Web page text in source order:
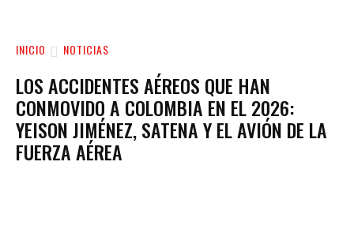
INICIO NOTICIAS
LOS ACCIDENTES AÉREOS QUE HAN
CONMOVIDO A COLOMBIA EN EL 2026:
YEISON JIMÉNEZ, SATENA Y EL AVIÓN DE LA
FUERZA AÉREA